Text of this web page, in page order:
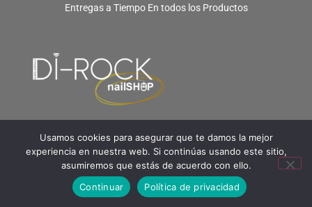
Entregas a Tiempo En todos los Productos
Usamos cookies para asegurar que te damos la mejor
experiencia en nuestra web. Si continúas usando este sitio,
asumiremos que estás de acuerdo con ello.
Continuar
Política de privacidad